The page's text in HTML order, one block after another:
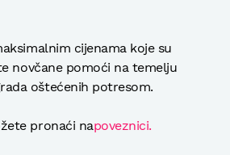
cijenama koje su
novčane pomoći na temelju
oštećenih potresom.
pronaći napoveznici.